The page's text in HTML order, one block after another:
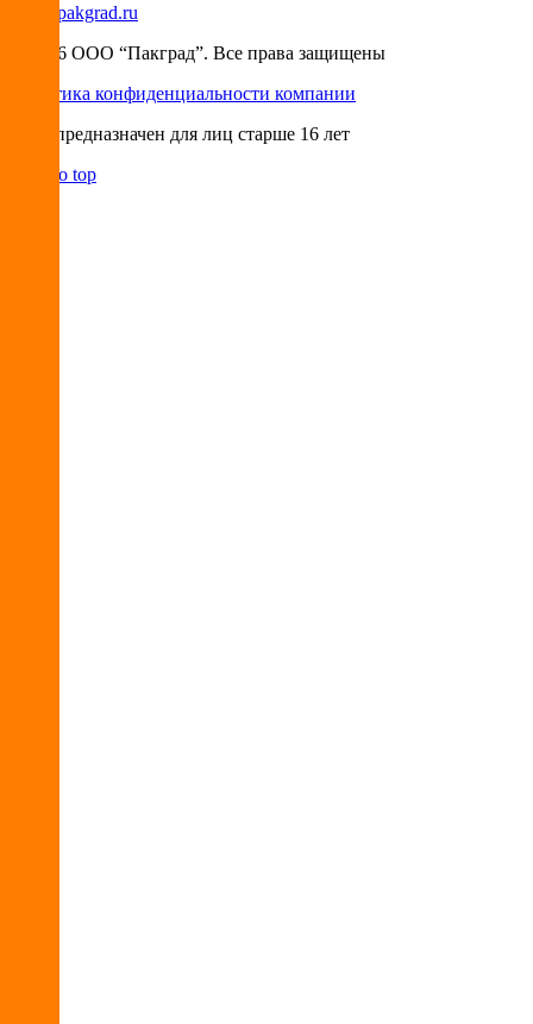
info@pakgrad.ru
© 2026 ООО “Пакград”. Все права защищены
Политика конфиденциальности компании
Сайт предназначен для лиц старше 16 лет
Back to top